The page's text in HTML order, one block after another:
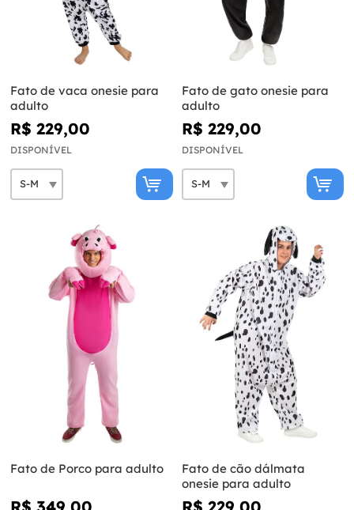
Fato de vaca onesie para
adulto
R$ 229,00
DISPONÍVEL
Fato de gato onesie para
adulto
R$ 229,00
DISPONÍVEL
Fato de Porco para adulto
Fato de cão dálmata
onesie para adulto